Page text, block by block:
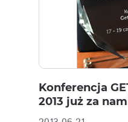
Konferencja
2013 już za